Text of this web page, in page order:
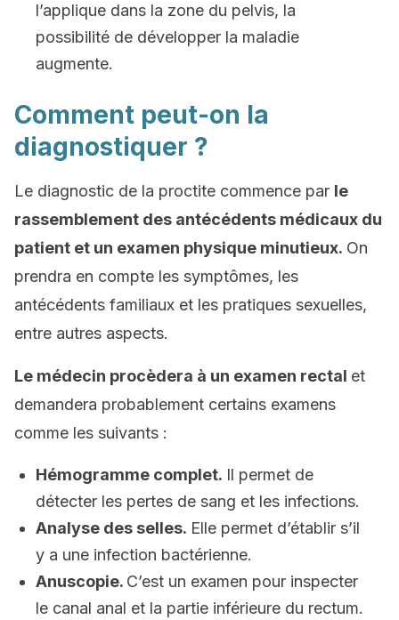
l’applique dans la zone du pelvis, la
possibilité de développer la maladie
augmente.
Comment peut-on la
diagnostiquer ?
Le diagnostic de la proctite commence par le
rassemblement des antécédents médicaux du
patient et un examen physique minutieux. On
prendra en compte les symptômes, les
antécédents familiaux et les pratiques sexuelles,
entre autres aspects.
Le médecin procèdera à un examen rectal et
demandera probablement certains examens
comme les suivants :
Hémogramme complet. Il permet de
détecter les pertes de sang et les infections.
Analyse des selles. Elle permet d’établir s’il
y a une infection bactérienne.
Anuscopie. C’est un examen pour inspecter
le canal anal et la partie inférieure du rectum.